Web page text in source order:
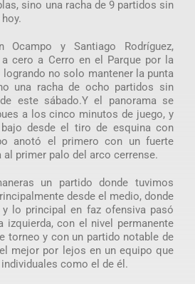
sino una racha de 9 partidos sin
Ocampo y Santiago Rodríguez,
cero a Cerro en el Parque por la
logrando no solo mantener la punta
una racha de ocho partidos sin
este sábado.Y el panorama se
a los cinco minutos de juego, y
desde el tiro de esquina con
anotó el primero con un fuerte
al primer palo del arco cerrense.
un partido donde tuvimos
desde el medio, donde
lo principal en faz ofensiva pasó
izquierda, con el nivel permanente
torneo y con un partido notable de
mejor por lejos en un equipo que
como el de él.